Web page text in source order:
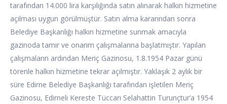
tarafından 14.000 lira karşılığında satın alınarak halkın hizmetine
açılması uygun görülmüştür. Satın alma kararından sonra
Belediye Başkanlığı halkın hizmetine sunmak amacıyla
gazinoda tamir ve onarım çalışmalarına başlatmıştır. Yapılan
çalışmaların ardından Meriç Gazinosu, 1.8.1954 Pazar günü
törenle halkın hizmetine tekrar açılmıştır. Yaklaşık 2 aylık bir
süre Edirne Belediye Başkanlığı tarafından işletilen Meriç
Gazinosu, Edirneli Kereste Tüccarı Selahattin Turunçtur’a 1954